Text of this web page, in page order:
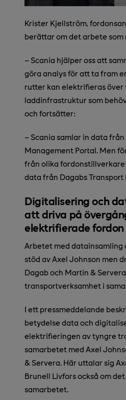
Krister Kjellström,
berättar om det arbete som
– Scania hjälper oss att
göra analys för att ta fram
rutter kan elektrifieras över
laddinfrastruktur som
och fortsätter:
– Scania samlar in data
Management Portal. Men
från olika fordonstillverkare
data från Dagabs Transport
Digitalisering och
att driva på
elektrifierade fordon
Arbetet med datainsamling
stöd av Axel Johnson men
Dagab och Martin &
transportverksamhet i
I ett pressmeddelande
betydelse data och
elektrifieringen av tyngre
samarbetet med Axel
& Servera. Här uttalar sig
Brunell Livfors också om
samarbetet.